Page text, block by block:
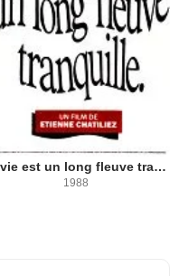
La vie est un long fleuve tranquille
1988